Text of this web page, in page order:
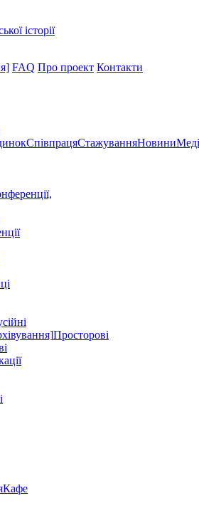
історії
FAQ Про проект Контакти
СпівпрацяСтажуванняНовини
Просторові
Кафе